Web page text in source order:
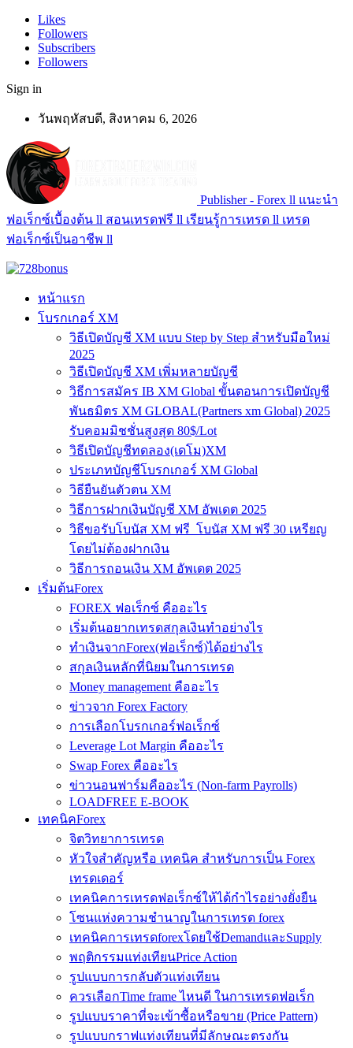
Likes
Followers
Subscribers
Followers
Sign in
วันพฤหัสบดี, สิงหาคม 6, 2026
Publisher - Forex ll แนะนำ
ฟอเร็กซ์เบื้องต้น ll สอนเทรดฟรี ll เรียนรู้การเทรด ll เทรด
ฟอเร็กซ์เป็นอาชีพ ll
หน้าแรก
โบรกเกอร์ XM
วิธีเปิดบัญชี XM แบบ Step by Step สำหรับมือใหม่
2025
วิธีเปิดบัญชี XM เพิ่มหลายบัญชี
วิธีการสมัคร IB XM Global ขั้นตอนการเปิดบัญชี
พันธมิตร XM GLOBAL(Partners xm Global) 2025
รับคอมมิชชั่นสูงสุด 80$/Lot
วิธีเปิดบัญชีทดลอง(เดโม)XM
ประเภทบัญชีโบรกเกอร์ XM Global
วิธียืนยันตัวตน XM
วิธีการฝากเงินบัญชี XM อัพเดต 2025
วิธีขอรับโบนัส XM ฟรี โบนัส XM ฟรี 30 เหรียญ
โดยไม่ต้องฝากเงิน
วิธีการถอนเงิน XM อัพเดต 2025
เริ่มต้นForex
FOREX ฟอเร็กซ์ คืออะไร
เริ่มต้นอยากเทรดสกุลเงินทำอย่างไร
ทำเงินจากForex(ฟอเร็กซ์)ได้อย่างไร
สกุลเงินหลักที่นิยมในการเทรด
Money management คืออะไร
ข่าวจาก Forex Factory
การเลือกโบรกเกอร์ฟอเร็กซ์
Leverage Lot Margin คืออะไร
Swap Forex คืออะไร
ข่าวนอนฟาร์มคืออะไร (Non-farm Payrolls)
LOADFREE E-BOOK
เทคนิคForex
จิตวิทยาการเทรด
หัวใจสำคัญหรือ เทคนิค สำหรับการเป็น Forex
เทรดเดอร์
เทคนิคการเทรดฟอเร็กซ์ให้ได้กำไรอย่างยั่งยืน
โซนแห่งความชำนาญในการเทรด forex
เทคนิคการเทรดforexโดยใช้DemandและSupply
พฤติกรรมแท่งเทียนPrice Action
รูปแบบการกลับตัวแท่งเทียน
ควรเลือกTime frame ไหนดี ในการเทรดฟอเร็ก
รูปแบบราคาที่จะเข้าซื้อหรือขาย (Price Pattern)
รูปแบบกราฟแท่งเทียนที่มีลักษณะตรงกัน